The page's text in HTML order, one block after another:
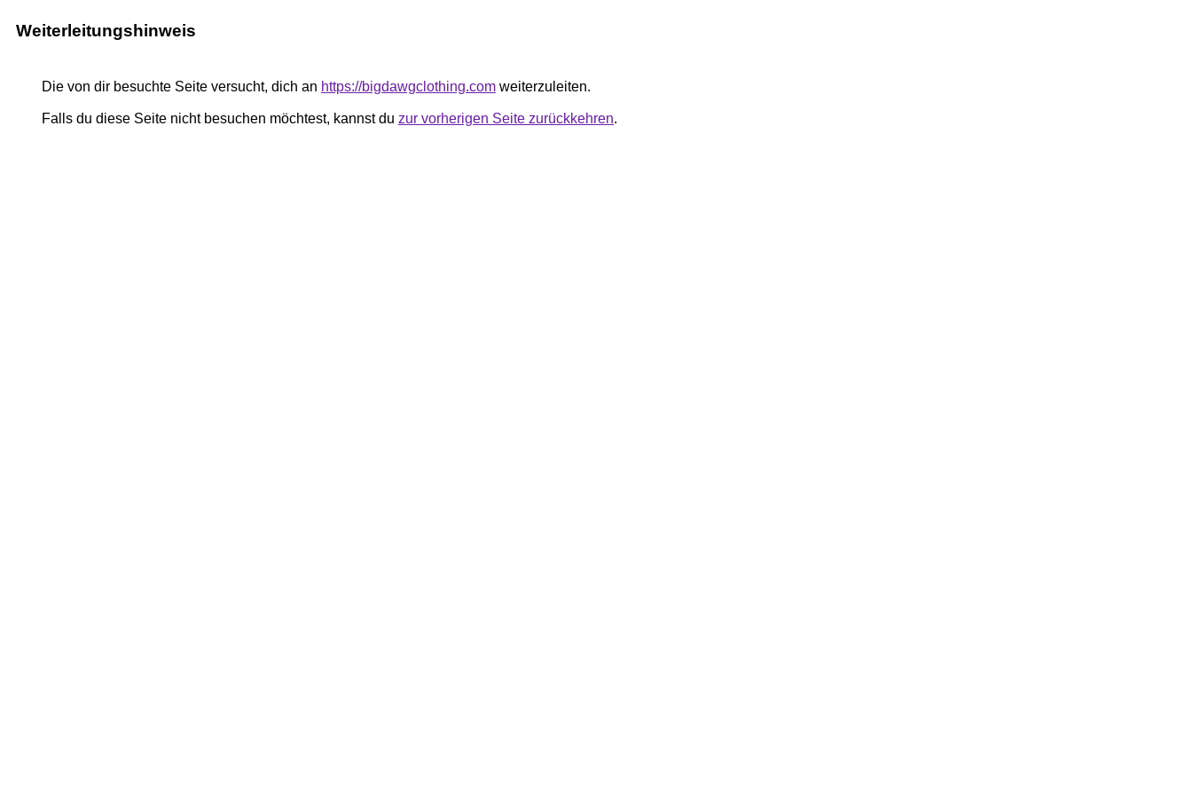
Weiterleitungshinweis
Die von dir besuchte Seite versucht, dich an https://bigdawgclothing.com weiterzuleiten.
Falls du diese Seite nicht besuchen möchtest, kannst du zur vorherigen Seite zurückkehren.